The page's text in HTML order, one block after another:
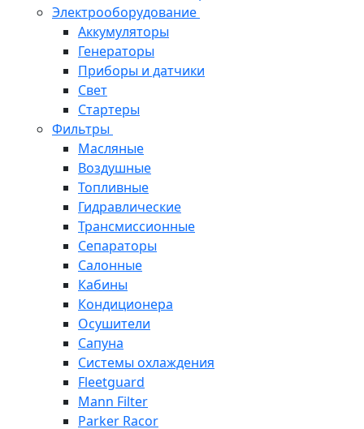
Электрооборудование
Аккумуляторы
Генераторы
Приборы и датчики
Свет
Стартеры
Фильтры
Масляные
Воздушные
Топливные
Гидравлические
Трансмиссионные
Сепараторы
Салонные
Кабины
Кондиционера
Осушители
Сапуна
Системы охлаждения
Fleetguard
Mann Filter
Parker Racor